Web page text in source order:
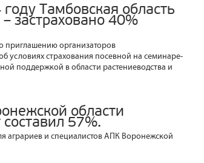
Тамбовская область
застраховано 40%
приглашению организаторов
условиях страхования посевной на семинаре-
поддержкой в области растениеводства и
области
57%.
аграриев и специалистов АПК Воронежской